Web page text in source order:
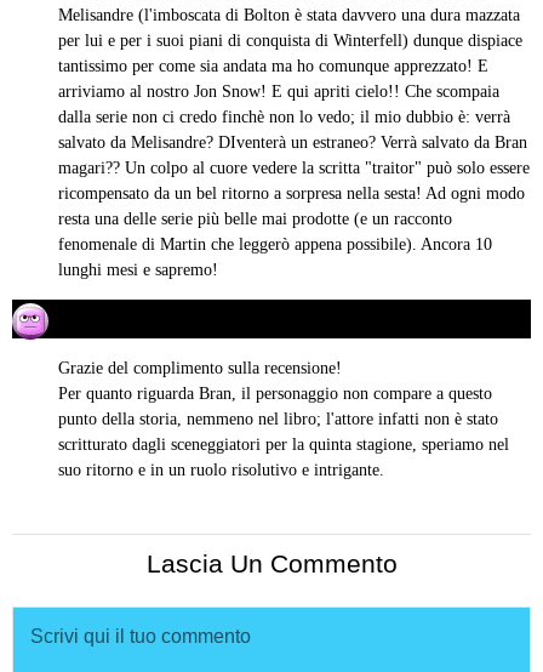
Melisandre (l'imboscata di Bolton è stata davvero una dura mazzata
per lui e per i suoi piani di conquista di Winterfell) dunque dispiace
tantissimo per come sia andata ma ho comunque apprezzato! E
arriviamo al nostro Jon Snow! E qui apriti cielo!! Che scompaia
dalla serie non ci credo finchè non lo vedo; il mio dubbio è: verrà
salvato da Melisandre? DIventerà un estraneo? Verrà salvato da Bran
magari?? Un colpo al cuore vedere la scritta "traitor" può solo essere
ricompensato da un bel ritorno a sorpresa nella sesta! Ad ogni modo
resta una delle serie più belle mai prodotte (e un racconto
fenomenale di Martin che leggerò appena possibile). Ancora 10
lunghi mesi e sapremo!
Grazie del complimento sulla recensione!
Per quanto riguarda Bran, il personaggio non compare a questo
punto della storia, nemmeno nel libro; l'attore infatti non è stato
scritturato dagli sceneggiatori per la quinta stagione, speriamo nel
suo ritorno e in un ruolo risolutivo e intrigante.
Lascia Un Commento